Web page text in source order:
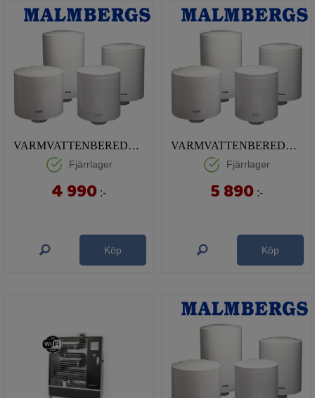
VARMVATTENBEREDARE HAJDU 75 L
Fjärrlager
4 990 :-
Köp
VARMVATTENBEREDARE HAJDU 100 L
Fjärrlager
5 890 :-
Köp